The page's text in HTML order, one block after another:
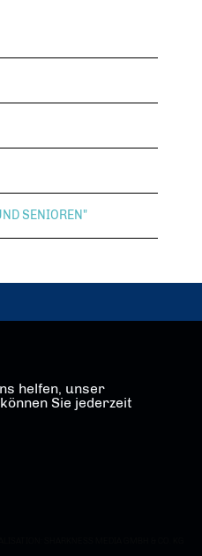
SENIOREN"
helfen, unser
Sie jederzeit